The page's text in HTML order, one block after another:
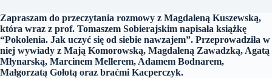
Zapraszam do przeczytania rozmowy z Magdaleną Kuszewską,
która wraz z prof. Tomaszem Sobierajskim napisała książkę
“Pokolenia. Jak uczyć się od siebie nawzajem”. Przeprowadziła w
niej wywiady z Mają Komorowską, Magdaleną Zawadzką, Agatą
Młynarską, Marcinem Mellerem, Adamem Bodnarem,
Małgorzatą Gołotą oraz braćmi Kacperczyk.